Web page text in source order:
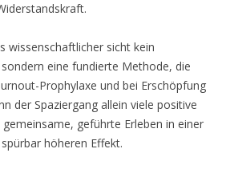
wissenschaftlicher sicht kein
eine fundierte Methode, die
Prophylaxe und bei Erschöpfung
der Spaziergang allein viele positive
geführte Erleben in einer
höheren Effekt.